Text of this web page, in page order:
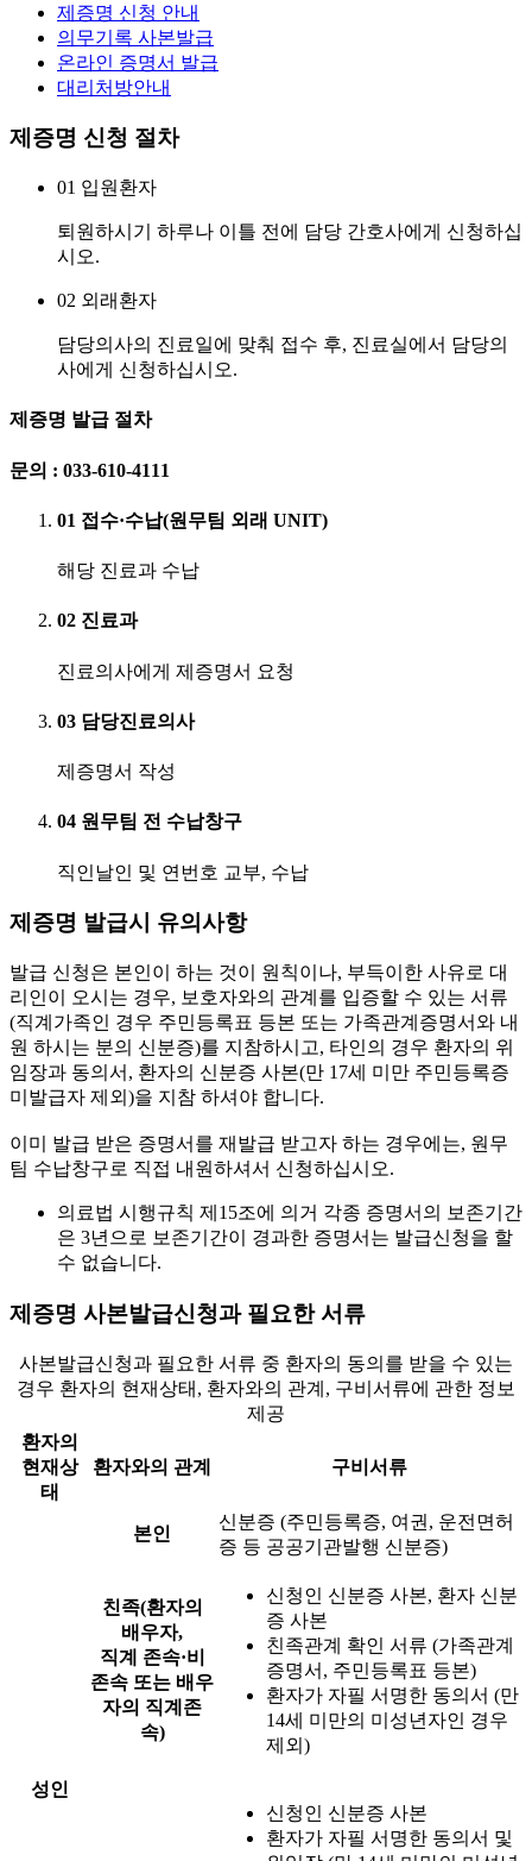
제증명 신청 안내
의무기록 사본발급
온라인 증명서 발급
대리처방안내
제증명 신청 절차
01 입원환자
퇴원하시기 하루나 이틀 전에 담당 간호사에게 신청하십
시오.
02 외래환자
담당의사의 진료일에 맞춰 접수 후, 진료실에서 담당의
사에게 신청하십시오.
제증명 발급 절차
문의 : 033-610-4111
01 접수·수납(원무팀 외래 UNIT)
해당 진료과 수납
02 진료과
진료의사에게 제증명서 요청
03 담당진료의사
제증명서 작성
04 원무팀 전 수납창구
직인날인 및 연번호 교부, 수납
제증명 발급시 유의사항
발급 신청은 본인이 하는 것이 원칙이나, 부득이한 사유로 대
리인이 오시는 경우, 보호자와의 관계를 입증할 수 있는 서류
(직계가족인 경우 주민등록표 등본 또는 가족관계증명서와 내
원 하시는 분의 신분증)를 지참하시고, 타인의 경우 환자의 위
임장과 동의서, 환자의 신분증 사본(만 17세 미만 주민등록증
미발급자 제외)을 지참 하셔야 합니다.
이미 발급 받은 증명서를 재발급 받고자 하는 경우에는, 원무
팀 수납창구로 직접 내원하셔서 신청하십시오.
의료법 시행규칙 제15조에 의거 각종 증명서의 보존기간
은 3년으로 보존기간이 경과한 증명서는 발급신청을 할
수 없습니다.
제증명 사본발급신청과 필요한 서류
사본발급신청과 필요한 서류 중 환자의 동의를 받을 수 있는
경우 환자의 현재상태, 환자와의 관계, 구비서류에 관한 정보
제공
환자의
현재상
태
환자와의 관계 구비서류
성인
본인
신분증 (주민등록증, 여권, 운전면허
증 등 공공기관발행 신분증)
친족(환자의
배우자,
직계 존속·비
존속 또는 배우
자의 직계존
속)
신청인 신분증 사본, 환자 신분
증 사본
친족관계 확인 서류 (가족관계
증명서, 주민등록표 등본)
환자가 자필 서명한 동의서 (만
14세 미만의 미성년자인 경우
제외)
신청인 신분증 사본
환자가 자필 서명한 동의서 및